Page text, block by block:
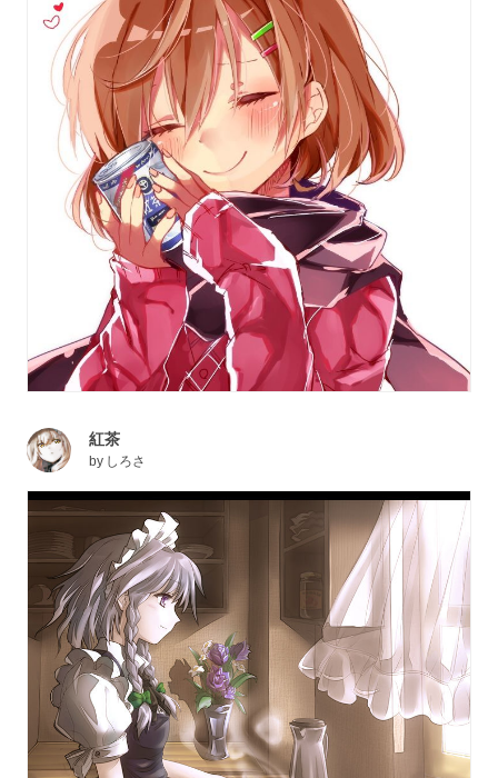
紅茶
by しろさ